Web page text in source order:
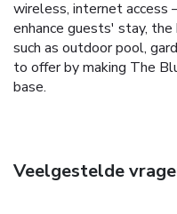
wireless, internet access
enhance guests' stay,
such as outdoor pool,
to offer by making The
base.
Veelgestelde